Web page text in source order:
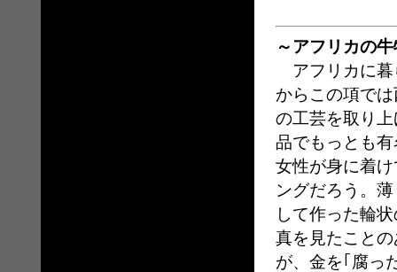
～アフリカの
アフリカに暮
からこの項で
の工芸を取り
品でもっとも
女性が身に着
ングだろう。
して作った輪
真を見たこと
が、金を｢腐っ